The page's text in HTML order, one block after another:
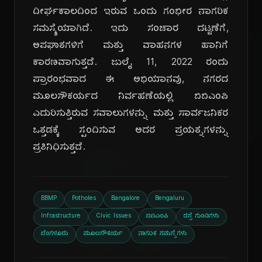
ದೀರ್ಘಕಾಲದಿಂದ ಇರುವ ಒಂದು ಗಂಭೀರ ನಾಗರಿಕ
ಸಮಸ್ಯೆಯಾಗಿದೆ. ಇದು ಸಂಚಾರ ದಟ್ಟಣೆಗೆ,
ಅಪಘಾತಗಳಿಗೆ ಮತ್ತು ವಾಹನಗಳ ಹಾನಿಗೆ
ಕಾರಣವಾಗುತ್ತದೆ. ಜುಲೈ 11, 2022 ರಂದು
ಪ್ರಾರಂಭವಾದ ಈ ಅಭಿಯಾನವು, ನಗರದ
ಮೂಲಸೌಕರ್ಯದ ನಿರ್ವಹಣೆಯಲ್ಲಿ ಬಿಬಿಎಂಪಿ
ಎದುರಿಸುತ್ತಿರುವ ಸವಾಲುಗಳನ್ನು ಮತ್ತು ಸಾರ್ವಜನಿಕರ
ಒತ್ತಡಕ್ಕೆ ಸ್ಪಂದಿಸುವ ಅದರ ಪ್ರಯತ್ನಗಳನ್ನು
ಪ್ರತಿನಿಧಿಸುತ್ತದೆ.
BBMP Potholes Bangalore Bengaluru
Infrastructure Civic Issues ಬಿಬಿಎಂಪಿ ರಸ್ತೆ ಗುಂಡಿಗಳು
ಬೆಂಗಳೂರು ಮೂಲಸೌಕರ್ಯ ನಾಗರಿಕ ಸಮಸ್ಯೆಗಳು